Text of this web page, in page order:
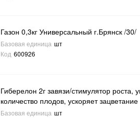
Газон 0,3кг Универсальный г.Брянск /30/
Базовая единица шт
Код 600926
Гиберелон 2г завязи/стимулятор роста,
количество плодов, ускоряет
Базовая единица шт